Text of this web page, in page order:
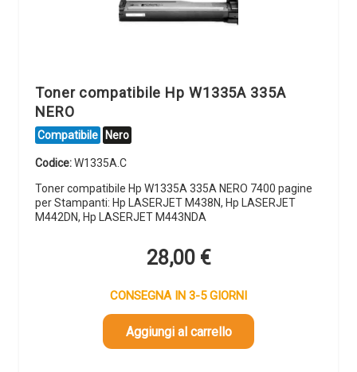
Toner compatibile Hp W1335A 335A
NERO
Compatibile Nero
Codice:W1335A.C
Toner compatibile Hp W1335A 335A NERO 7400 pagine
per Stampanti: Hp LASERJET M438N, Hp LASERJET
M442DN, Hp LASERJET M443NDA
28,00 €
CONSEGNA IN 3-5 GIORNI
Aggiungi al carrello